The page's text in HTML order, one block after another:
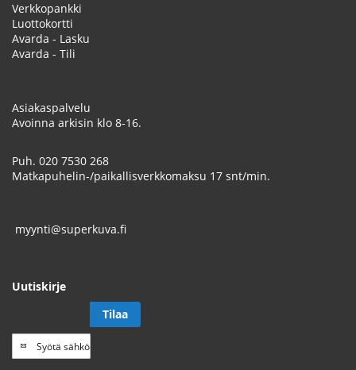
Verkkopankki
Luottokortti
Avarda - Lasku
Avarda - Tili
Asiakaspalvelu
Avoinna arkisin klo 8-16.
Puh. 020 7530 268
Matkapuhelin-/paikallisverkkomaksu 17 snt/min.
myynti@superkuva.fi
Uutiskirje
Tilaa
uutiskirje
Tilaa